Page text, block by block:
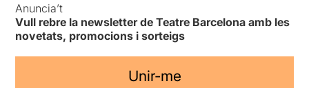
Anuncia’t
Vull rebre la newsletter de Teatre Barcelona amb les
novetats, promocions i sorteigs
Unir-me